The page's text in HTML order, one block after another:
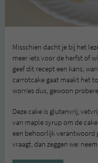
Misschien dacht je bij het
meer iets voor de herfst of
geef dit recept een kans,
carrotcake gaat maakt het
worries dus, gewoon
Deze cake is glutenvrij,
van maple syrup om de
een behoorlijk verantwoord
vraagt, dan zeggen we: